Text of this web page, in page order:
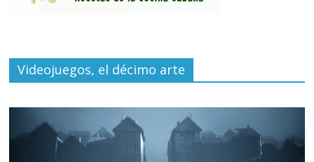
Videojuegos, el décimo arte